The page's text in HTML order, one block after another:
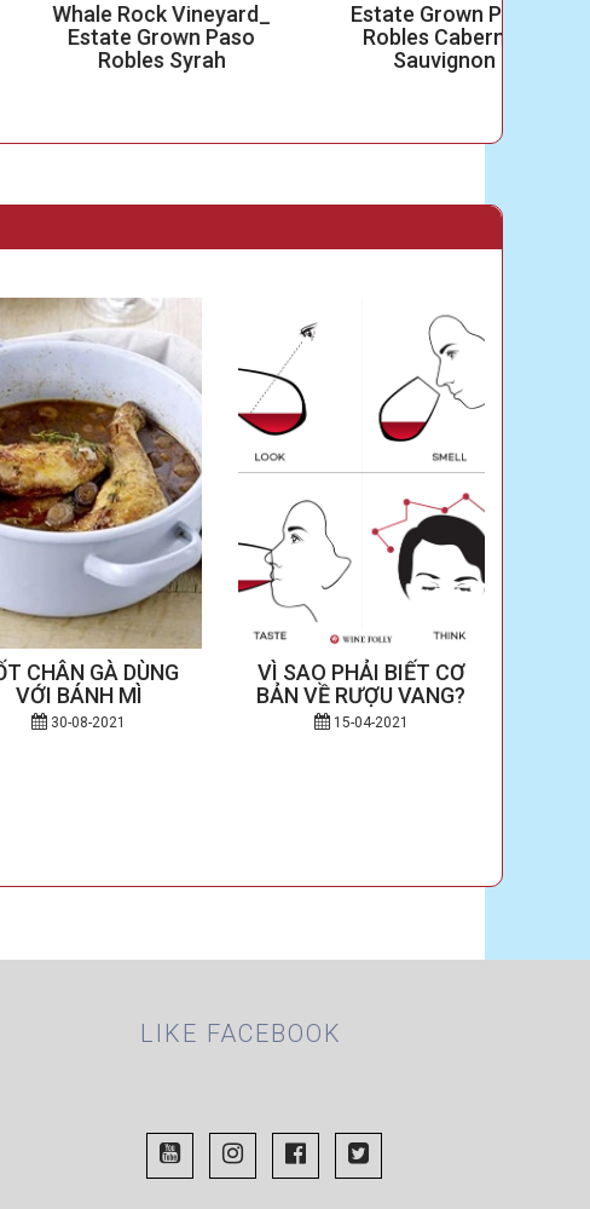
Rock Vineyard_
Estate Grown Paso
Robles Syrah
Estate Grown Paso
Robles Cabernet
Sauvignon
CHÂN GÀ DÙNG
VỚI BÁNH MÌ
30-08-2021
VÌ SAO PHẢI BIẾT CƠ
BẢN VỀ RƯỢU VANG?
15-04-2021
LIKE FACEBOOK